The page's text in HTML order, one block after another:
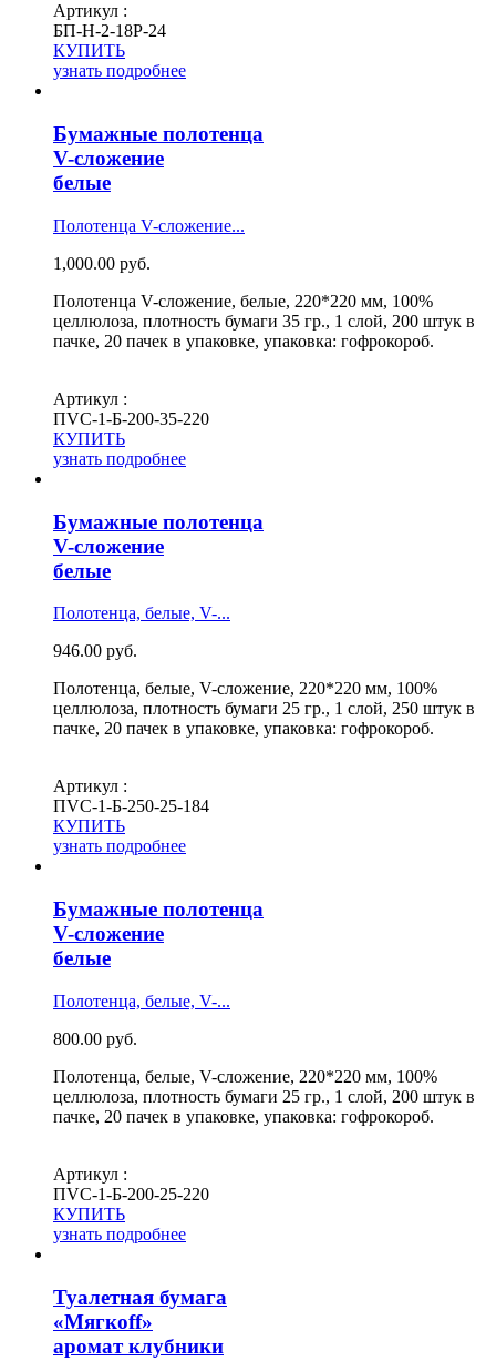
Артикул :
БП-Н-2-18Р-24
КУПИТЬ
узнать подробнее
Бумажные полотенца
V-сложение
белые
Полотенца V-сложение...
1,000.00 руб.
Полотенца V-сложение, белые, 220*220 мм, 100%
целлюлоза, плотность бумаги 35 гр., 1 слой, 200 штук в
пачке, 20 пачек в упаковке, упаковка: гофрокороб.
Артикул :
ПVС-1-Б-200-35-220
КУПИТЬ
узнать подробнее
Бумажные полотенца
V-сложение
белые
Полотенца, белые, V-...
946.00 руб.
Полотенца, белые, V-сложение, 220*220 мм, 100%
целлюлоза, плотность бумаги 25 гр., 1 слой, 250 штук в
пачке, 20 пачек в упаковке, упаковка: гофрокороб.
Артикул :
ПVС-1-Б-250-25-184
КУПИТЬ
узнать подробнее
Бумажные полотенца
V-сложение
белые
Полотенца, белые, V-...
800.00 руб.
Полотенца, белые, V-сложение, 220*220 мм, 100%
целлюлоза, плотность бумаги 25 гр., 1 слой, 200 штук в
пачке, 20 пачек в упаковке, упаковка: гофрокороб.
Артикул :
ПVС-1-Б-200-25-220
КУПИТЬ
узнать подробнее
Туалетная бумага
«Мягкоff»
аромат клубники